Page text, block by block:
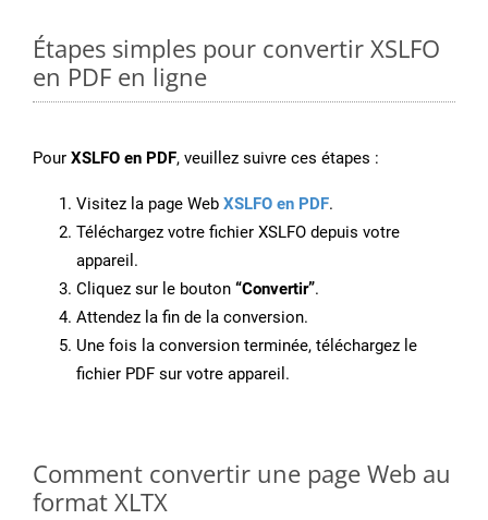
Étapes simples pour convertir XSLFO
en PDF en ligne
Pour XSLFO en PDF, veuillez suivre ces étapes :
Visitez la page Web XSLFO en PDF.
Téléchargez votre fichier XSLFO depuis votre
appareil.
Cliquez sur le bouton “Convertir”.
Attendez la fin de la conversion.
Une fois la conversion terminée, téléchargez le
fichier PDF sur votre appareil.
Comment convertir une page Web au
format XLTX